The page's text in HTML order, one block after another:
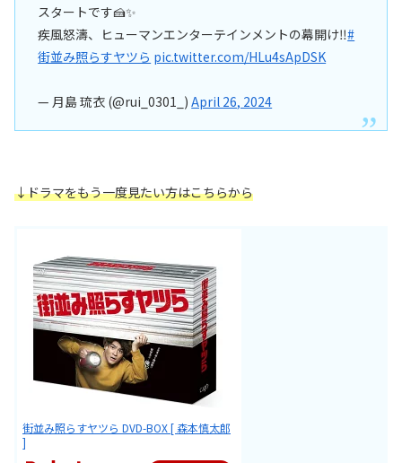
スタートです🍰✨️
疾風怒濤、ヒューマンエンターテインメントの幕開け‼️#
街並み照らすヤツら pic.twitter.com/HLu4sApDSK
— 月島 琉衣 (@rui_0301_)April 26, 2024
↓ドラマをもう一度見たい方はこちらから
街並み照らすヤツら DVD-BOX [ 森本慎太郎
]